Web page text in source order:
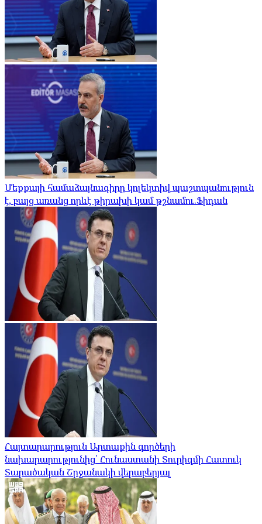
Մեքքայի համաձայնագիրը կոլեկտիվ պաշտպանություն
է, բայց առանց որևէ թիրախի կամ թշնամու.Ֆիդան
Հայտարարություն Արտաքին գործերի
նախարարությունից՝ Հունաստանի Տուրիզմի Հատուկ
Տարածական Շրջանակի վերաբերյալ